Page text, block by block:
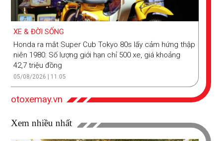
XE & ĐỜI SỐNG
Honda ra mắt Super Cub Tokyo 80s lấy cảm hứng thập
niên 1980: Số lượng giới hạn chỉ 500 xe, giá khoảng
42,7 triệu đồng
05/08/2026 | 11:05
otoxemay.vn
Xem nhiều nhất